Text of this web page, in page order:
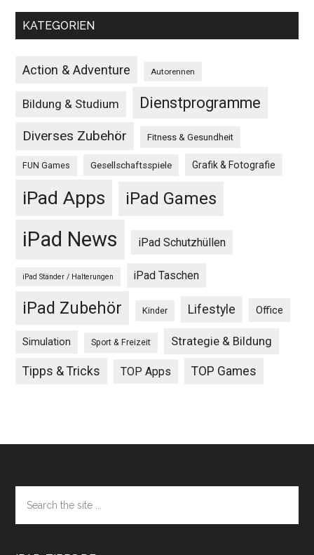
KATEGORIEN
Action & Adventure Autorennen
Bildung & Studium Dienstprogramme
Diverses Zubehör Fitness & Gesundheit
FUN Games Gesellschaftsspiele Grafik & Fotografie
iPad Apps iPad Games
iPad News iPad Schutzhüllen
iPad Ständer / Halterungen iPad Taschen
iPad Zubehör Kinder Lifestyle Office
Simulation Sport & Freizeit Strategie & Bildung
Tipps & Tricks TOP Apps TOP Games
Footer
the
site